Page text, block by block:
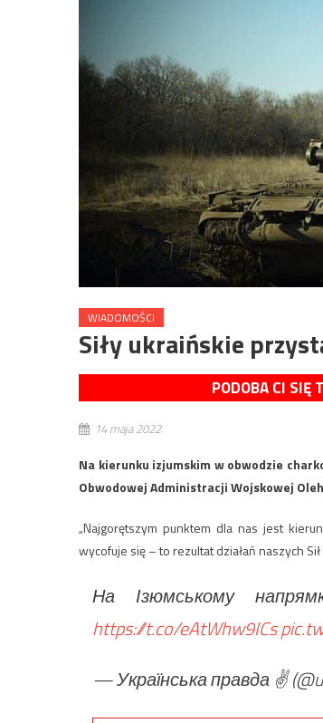
WIADOMOŚCI
Siły ukraińskie
PODOBA CI SIĘ
14 maja 2022
Na kierunku izjumskim w obwodzie
Obwodowej Administracji Wojskowej
„Najgorętszym punktem dla nas jest
wycofuje się – to rezultat działań naszych
На Ізюмському
https://t.co/eAtWhw9ICs
— Українська правда ✌️